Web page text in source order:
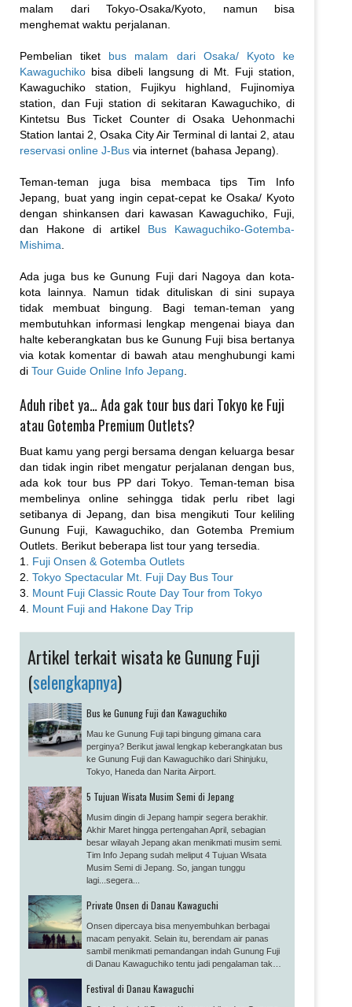
malam dari Tokyo-Osaka/Kyoto, namun bisa
menghemat waktu perjalanan.
Pembelian tiket bus malam dari Osaka/ Kyoto ke
Kawaguchiko bisa dibeli langsung di Mt. Fuji station,
Kawaguchiko station, Fujikyu highland, Fujinomiya
station, dan Fuji station di sekitaran Kawaguchiko, di
Kintetsu Bus Ticket Counter di Osaka Uehonmachi
Station lantai 2, Osaka City Air Terminal di lantai 2, atau
reservasi online J-Bus via internet (bahasa Jepang).
Teman-teman juga bisa membaca tips Tim Info
Jepang, buat yang ingin cepat-cepat ke Osaka/ Kyoto
dengan shinkansen dari kawasan Kawaguchiko, Fuji,
dan Hakone di artikel Bus Kawaguchiko-Gotemba-
Mishima
Ada juga bus ke Gunung Fuji dari Nagoya dan kota-
kota lainnya. Namun tidak dituliskan di sini supaya
tidak membuat bingung. Bagi teman-teman yang
membutuhkan informasi lengkap mengenai biaya dan
halte keberangkatan bus ke Gunung Fuji bisa bertanya
via kotak komentar di bawah atau menghubungi kami
di Tour Guide Online Info Jepang
Aduh ribet ya… Ada gak tour bus dari Tokyo ke Fuji
atau Gotemba Premium Outlets?
Buat kamu yang pergi bersama dengan keluarga besar
dan tidak ingin ribet mengatur perjalanan dengan bus,
ada kok tour bus PP dari Tokyo. Teman-teman bisa
membelinya online sehingga tidak perlu ribet lagi
setibanya di Jepang, dan bisa mengikuti Tour keliling
Gunung Fuji, Kawaguchiko, dan Gotemba Premium
Outlets. Berikut beberapa list tour yang tersedia.
1. Fuji Onsen & Gotemba Outlets
2. Tokyo Spectacular Mt. Fuji Day Bus Tour
3. Mount Fuji Classic Route Day Tour from Tokyo
4. Mount Fuji and Hakone Day Trip
Artikel terkait wisata ke Gunung Fuji
(selengkapnya)
Bus ke Gunung Fuji dan Kawaguchiko
Mau ke Gunung Fuji tapi bingung gimana cara
perginya? Berikut jawal lengkap keberangkatan bus
ke Gunung Fuji dan Kawaguchiko dari Shinjuku,
Tokyo, Haneda dan Narita Airport.
5 Tujuan Wisata Musim Semi di Jepang
Musim dingin di Jepang hampir segera berakhir.
Akhir Maret hingga pertengahan April, sebagian
besar wilayah Jepang akan menikmati musim semi.
Tim Info Jepang sudah meliput 4 Tujuan Wisata
Musim Semi di Jepang. So, jangan tunggu
lagi...segera...
Private Onsen di Danau Kawaguchi
Onsen dipercaya bisa menyembuhkan berbagai
macam penyakit. Selain itu, berendam air panas
sambil menikmati pemandangan indah Gunung Fuji
di Danau Kawaguchiko tentu jadi pengalaman tak
Festival di Danau Kawaguchi